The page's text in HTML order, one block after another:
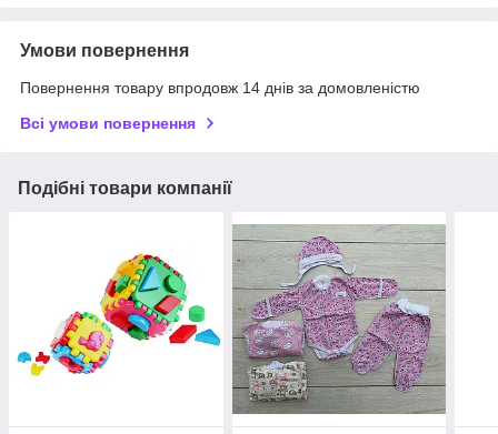
Умови повернення
Повернення товару впродовж 14 днів за домовленістю
Всі умови повернення
Подібні товари компанії